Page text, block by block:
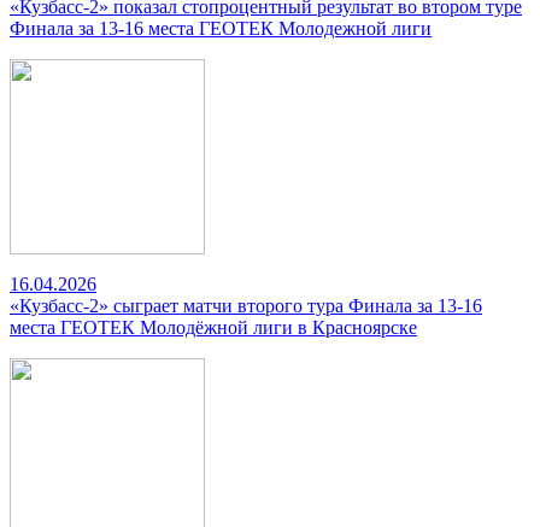
«Кузбасс-2» показал стопроцентный результат во втором туре
Финала за 13-16 места ГЕОТЕК Молодежной лиги
16.04.2026
«Кузбасс-2» сыграет матчи второго тура Финала за 13-16
места ГЕОТЕК Молодёжной лиги в Красноярске